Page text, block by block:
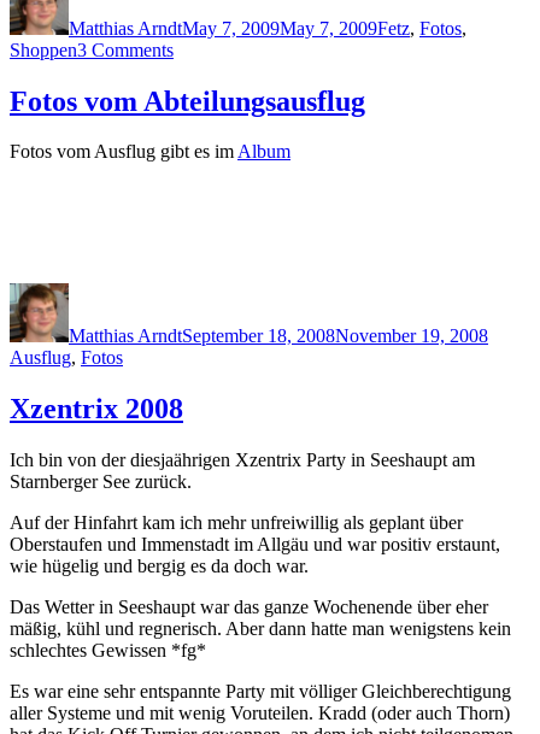
Matthias ArndtMay 7, 2009May 7, 2009Fetz, Fotos,
Shoppen3 Commentson
extra
günstig
Fotos vom Abteilungsausflug
Fotos vom Ausflug gibt es imAlbum
Author
Matthias ArndtSeptember 18, 2008November 19, 2008
Ausflug, Fotos
Xzentrix 2008
Ich bin von der diesjaährigen Xzentrix Party in Seeshaupt am
Starnberger See zurück.
Auf der Hinfahrt kam ich mehr unfreiwillig als geplant über
Oberstaufen und Immenstadt im Allgäu und war positiv erstaunt,
wie hügelig und bergig es da doch war.
Das Wetter in Seeshaupt war das ganze Wochenende über eher
mäßig, kühl und regnerisch. Aber dann hatte man wenigstens kein
schlechtes Gewissen *fg*
Es war eine sehr entspannte Party mit völliger Gleichberechtigung
aller Systeme und mit wenig Voruteilen. Kradd (oder auch Thorn)